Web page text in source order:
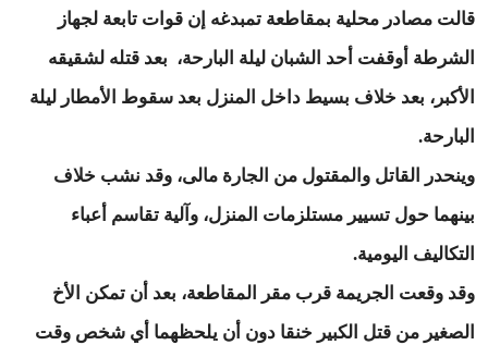
قالت مصادر محلية بمقاطعة تمبدغه إن قوات تابعة لجهاز
الشرطة أوقفت أحد الشبان ليلة البارحة، بعد قتله لشقيقه
الأكبر، بعد خلاف بسيط داخل المنزل بعد سقوط الأمطار ليلة
البارحة.
وينحدر القاتل والمقتول من الجارة مالى، وقد نشب خلاف
بينهما حول تسيير مستلزمات المنزل، وآلية تقاسم أعباء
التكاليف اليومية.
وقد وقعت الجريمة قرب مقر المقاطعة، بعد أن تمكن الأخ
الصغير من قتل الكبير خنقا دون أن يلحظهما أي شخص وقت